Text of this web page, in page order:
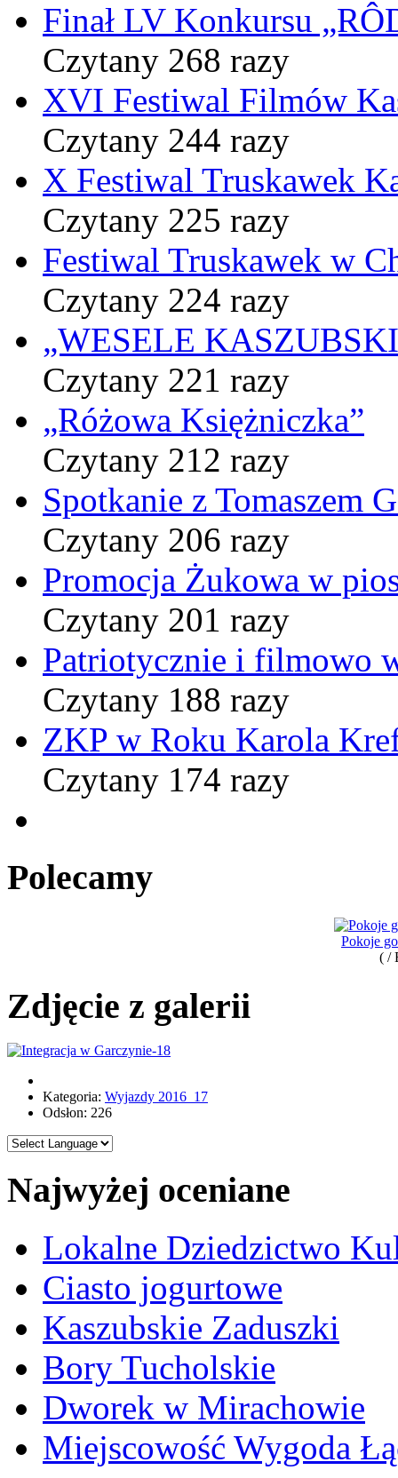
Finał LV Konkursu
Czytany 268 razy
XVI Festiwal Filmów
Czytany 244 razy
X Festiwal Truskawek
Czytany 225 razy
Festiwal Truskawek w
Czytany 224 razy
„WESELE
Czytany 221 razy
„Różowa Księżniczka”
Czytany 212 razy
Spotkanie z Tomaszem
Czytany 206 razy
Promocja Żukowa w
Czytany 201 razy
Patriotycznie i filmowo
Czytany 188 razy
ZKP w Roku Karola
Czytany 174 razy
Polecamy
Pokoje
( /
Zdjęcie z galerii
Kategoria: Wyjazdy 2016_17
Odsłon: 226
Najwyżej oceniane
Lokalne Dziedzictwo
Ciasto jogurtowe
Kaszubskie Zaduszki
Bory Tucholskie
Dworek w Mirachowie
Miejscowość Wygoda